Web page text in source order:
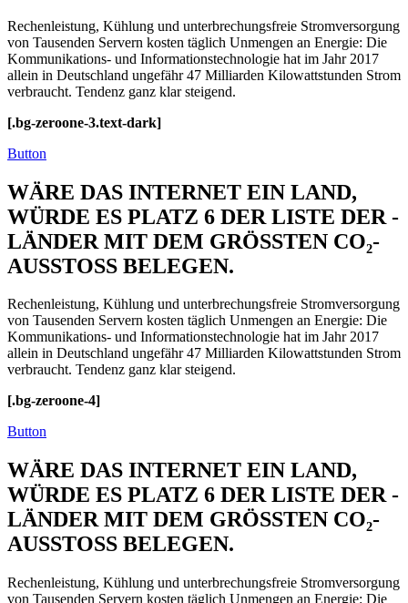
Rechenleistung, Kühlung und unterbrechungsfreie Stromversorgung
von Tausenden Servern kosten täglich Unmengen an Energie: Die
Kommunikations- und Informations­technologie hat im Jahr 2017
allein in Deutschland ungefähr 47 Milliarden Kilowattstunden Strom
verbraucht. Tendenz ganz klar steigend.
[.bg-zeroone-3.text-dark]
Button
WÄRE DAS INTERNET EIN LAND,
WÜRDE ES PLATZ 6 DER LISTE DER ­
LÄNDER MIT DEM GRÖSSTEN CO₂-
AUSSTOSS BELEGEN.
Rechenleistung, Kühlung und unterbrechungsfreie Stromversorgung
von Tausenden Servern kosten täglich Unmengen an Energie: Die
Kommunikations- und Informations­technologie hat im Jahr 2017
allein in Deutschland ungefähr 47 Milliarden Kilowattstunden Strom
verbraucht. Tendenz ganz klar steigend.
[.bg-zeroone-4]
Button
WÄRE DAS INTERNET EIN LAND,
WÜRDE ES PLATZ 6 DER LISTE DER ­
LÄNDER MIT DEM GRÖSSTEN CO₂-
AUSSTOSS BELEGEN.
Rechenleistung, Kühlung und unterbrechungsfreie Stromversorgung
von Tausenden Servern kosten täglich Unmengen an Energie: Die